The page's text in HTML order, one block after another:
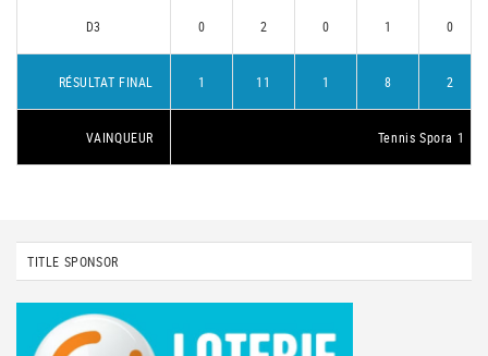
D3 0 2 0 1 0
RÉSULTAT FINAL 1 11 1 8 2
VAINQUEUR Tennis Spora 1
TITLE SPONSOR